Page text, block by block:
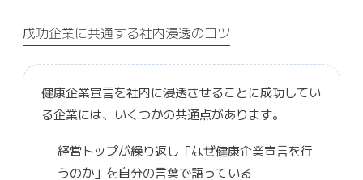
成功企業に共通する社内浸透のコツ
健康企業宣言を社内に浸透させることに成功してい
る企業には、いくつかの共通点があります。
経営トップが繰り返し「なぜ健康企業宣言を行
うのか」を自分の言葉で語っている